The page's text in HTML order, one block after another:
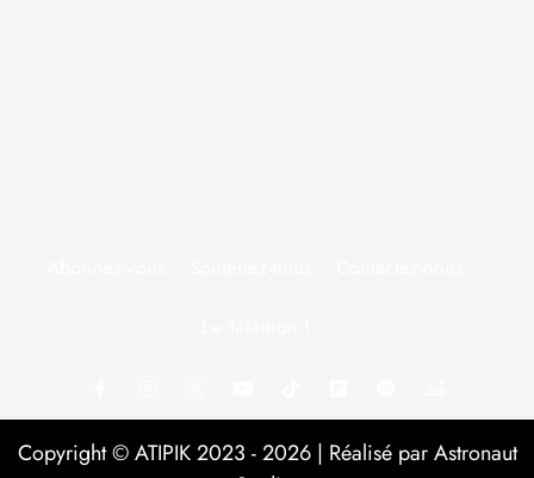
Copyright © ATIPIK 2023 - 2026 | Réalisé par Astronaut